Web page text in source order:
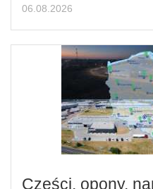
06.08.2026
Części, opony,